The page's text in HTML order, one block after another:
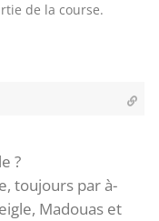
de la course.
?
toujours par à-
Madouas et